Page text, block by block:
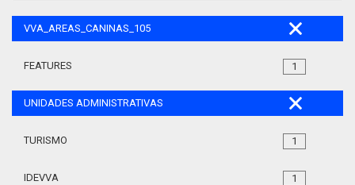
VVA_AREAS_CANINAS_105
1
FEATURES
UNIDADES ADMINISTRATIVAS
1
TURISMO
1
IDEVVA